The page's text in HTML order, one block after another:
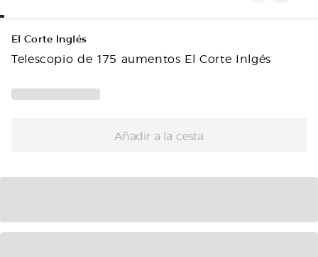
El Corte Inglés
Telescopio de 175 aumentos El Corte Inlgés
Añadir a la cesta